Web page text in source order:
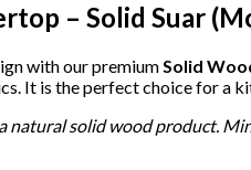
– Solid Suar
with our premiumSolid
It is the perfect choice for a
natural solid wood product.